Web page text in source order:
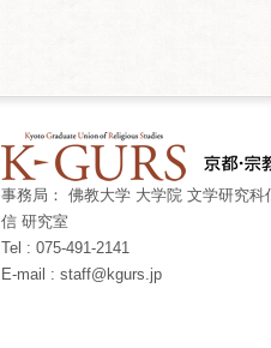
事務局： 佛教大学 大学院 文学研究科
信 研究室
Tel : 075-491-2141
E-mail : staff@kgurs.jp